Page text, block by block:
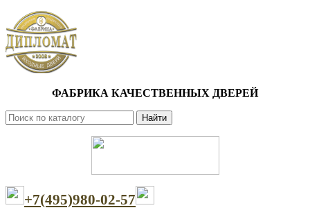
ФАБРИКА КАЧЕСТВЕННЫХ ДВЕРЕЙ
Найти
+7(495)980-02-57